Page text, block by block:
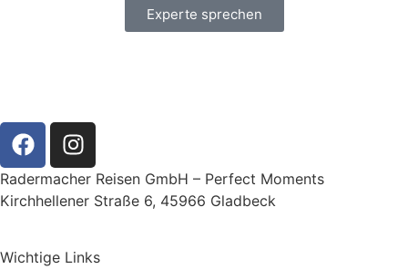
Experte sprechen
Radermacher Reisen GmbH – Perfect Moments
Kirchhellener Straße 6, 45966 Gladbeck
Wichtige Links